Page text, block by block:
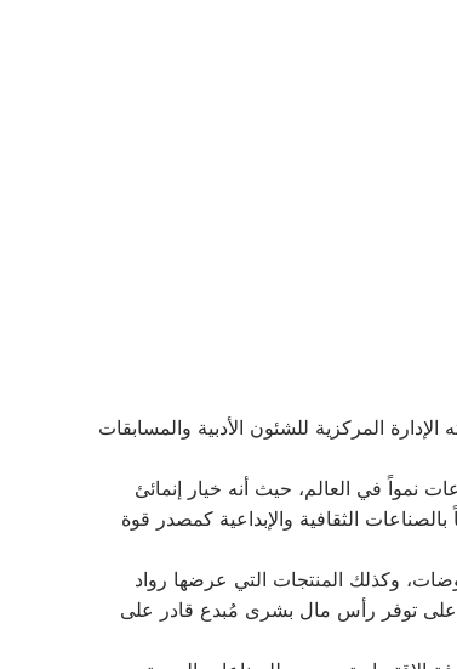
المركزية للشئون الأدبية والمسابقات
نمواً في العالم، حيث أنه خيار إنمائئ
الثقافية والإبداعية كمصدر قوة
وكذلك المنتجات التي عرضها رواد
على توفر رأس مال بشرى مُبدع قادر على